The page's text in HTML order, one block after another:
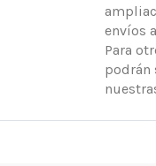
envíos
Para
podrán